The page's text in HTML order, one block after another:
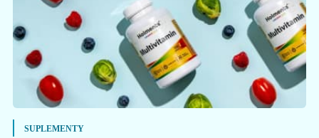
SUPLEMENTY